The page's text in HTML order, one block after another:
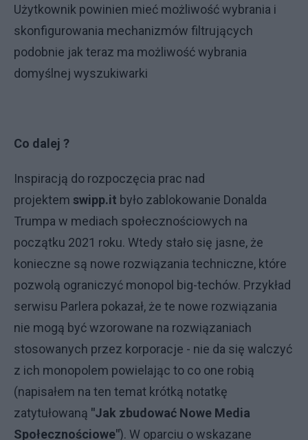
Użytkownik powinien mieć możliwość wybrania i
skonfigurowania mechanizmów filtrujących
podobnie jak teraz ma możliwość wybrania
domyślnej wyszukiwarki
Co dalej ?
Inspiracją do rozpoczęcia prac nad
projektem swipp.it było zablokowanie Donalda
Trumpa w mediach społecznościowych na
początku 2021 roku. Wtedy stało się jasne, że
konieczne są nowe rozwiązania techniczne, które
pozwolą ograniczyć monopol big-techów. Przykład
serwisu Parlera pokazał, że te nowe rozwiązania
nie mogą być wzorowane na rozwiązaniach
stosowanych przez korporacje - nie da się walczyć
z ich monopolem powielając to co one robią
(napisałem na ten temat krótką notatkę
zatytułowaną "Jak zbudować Nowe Media
Społecznościowe"). W oparciu o wskazane